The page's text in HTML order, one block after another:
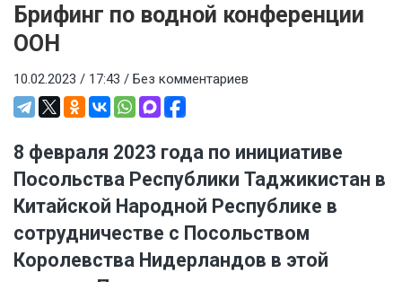
Брифинг по водной конференции
ООН
10.02.2023 / 17:43 / Без комментариев
8 февраля 2023 года по инициативе
Посольства Республики Таджикистан в
Китайской Народной Республике в
сотрудничестве с Посольством
Королевства Нидерландов в этой